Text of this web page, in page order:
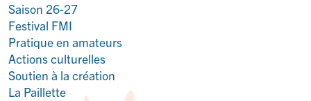
Saison 26-27
Festival FMI
Pratique en amateurs
Actions culturelles
Soutien à la création
La Paillette